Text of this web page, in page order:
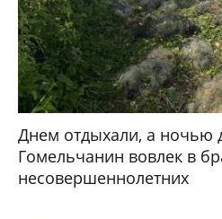
Днем отдыхали, а ночью
Гомельчанин вовлек в
несовершеннолетних